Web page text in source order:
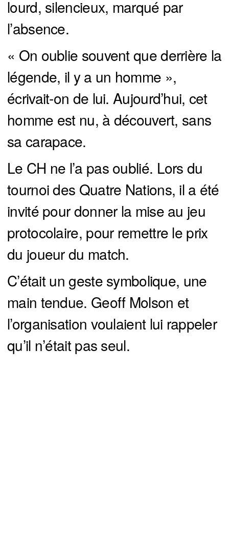
lourd, silencieux, marqué par
l’absence.
« On oublie souvent que derrière la
légende, il y a un homme »,
écrivait-on de lui. Aujourd’hui, cet
homme est nu, à découvert, sans
sa carapace.
Le CH ne l’a pas oublié. Lors du
tournoi des Quatre Nations, il a été
invité pour donner la mise au jeu
protocolaire, pour remettre le prix
du joueur du match.
C’était un geste symbolique, une
main tendue. Geoff Molson et
l’organisation voulaient lui rappeler
qu’il n’était pas seul.